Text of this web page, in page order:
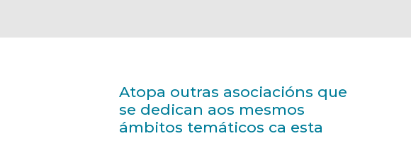
Atopa outras asociacións que
se dedican aos mesmos
ámbitos temáticos ca esta